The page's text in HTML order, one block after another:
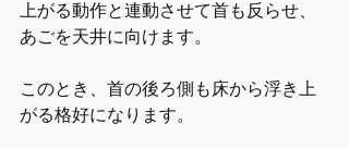
上がる動作と連動させて首も反らせ、
あごを天井に向けます。
このとき、首の後ろ側も床から浮き上
がる格好になります。